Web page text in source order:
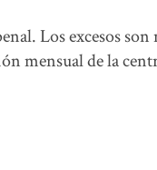
Los excesos
mensual de la